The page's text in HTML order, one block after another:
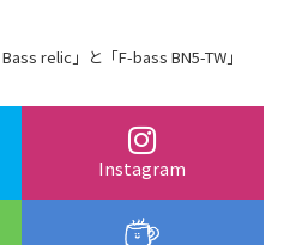
relic」と「F-bass BN5-TW」
Instagram